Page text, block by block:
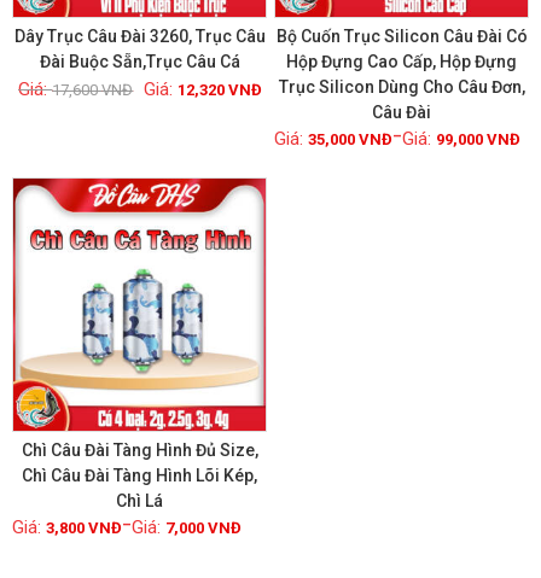
Dây Trục Câu Đài 3260, Trục Câu
Đài Buộc Sẵn,Trục Câu Cá
17,600VNĐ 12,320VNĐ
Xem chi tiết
Bộ Cuốn Trục Silicon Câu Đài Có
Hộp Đựng Cao Cấp, Hộp Đựng
Trục Silicon Dùng Cho Câu Đơn,
Câu Đài
35,000 VNĐ– 99,000 VNĐ
GIẢM GIÁ!
Xem chi tiết
Chì Câu Đài Tàng Hình Đủ Size,
Chì Câu Đài Tàng Hình Lõi Kép,
Chì Lá
3,800 VNĐ– 7,000 VNĐ